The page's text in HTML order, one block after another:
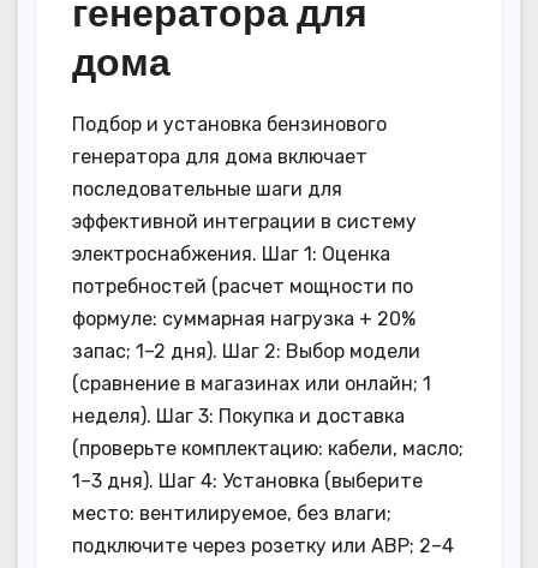
генератора для
дома
Подбор и установка бензинового
генератора для дома включает
последовательные шаги для
эффективной интеграции в систему
электроснабжения. Шаг 1: Оценка
потребностей (расчет мощности по
формуле: суммарная нагрузка + 20%
запас; 1–2 дня). Шаг 2: Выбор модели
(сравнение в магазинах или онлайн; 1
неделя). Шаг 3: Покупка и доставка
(проверьте комплектацию: кабели, масло;
1–3 дня). Шаг 4: Установка (выберите
место: вентилируемое, без влаги;
подключите через розетку или АВР; 2–4